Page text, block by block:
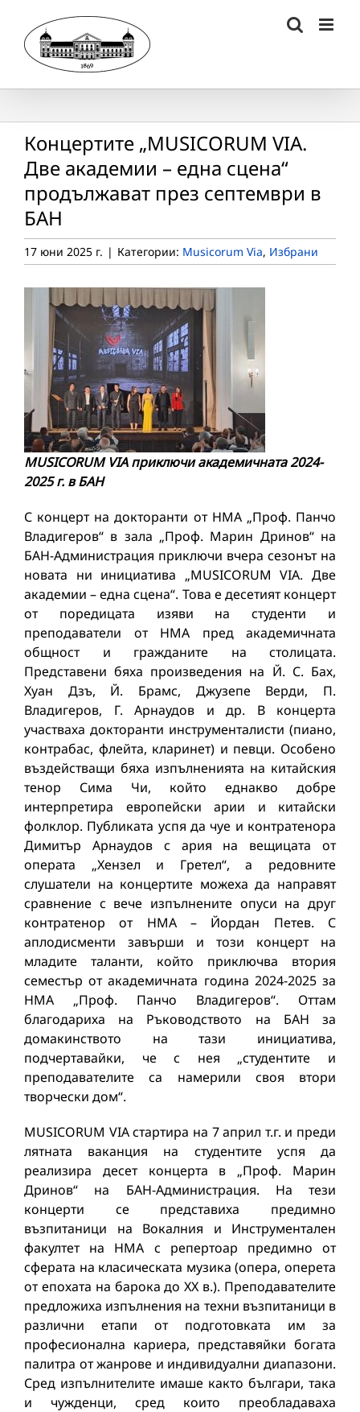
content
Концертите „MUSICORUM VIA.
Две академии – една сцена“
продължават през септември в
БАН
17 юни 2025 г. | Категории: Musicorum Via, Избрани
MUSICORUM VIAприключи академичната 2024-
2025 г. в БАН
С концерт на докторанти от НМА „Проф. Панчо
Владигеров“ в зала „Проф. Марин Дринов“ на
БАН-Администрация приключи вчера сезонът на
новата ни инициатива „MUSICORUM VIA. Две
академии – една сцена“. Това е десетият концерт
от поредицата изяви на студенти и
преподаватели от НМА пред академичната
общност и гражданите на столицата.
Представени бяха произведения на Й. С. Бах,
Хуан Дзъ, Й. Брамс, Джузепе Верди, П.
Владигеров, Г. Арнаудов и др. В концерта
участваха докторанти инструменталисти (пиано,
контрабас, флейта, кларинет) и певци. Особено
въздействащи бяха изпълненията на китайския
тенор Сима Чи, който еднакво добре
интерпретира европейски арии и китайски
фолклор. Публиката успя да чуе и контратенора
Димитър Арнаудов с ария на вещицата от
операта „Хензел и Гретел“, а редовните
слушатели на концертите можеха да направят
сравнение с вече изпълнените опуси на друг
контратенор от НМА – Йордан Петев. С
аплодисменти завърши и този концерт на
младите таланти, който приключва втория
семестър от академичната година 2024-2025 за
НМА „Проф. Панчо Владигеров“. Оттам
благодариха на Ръководството на БАН за
домакинството на тази инициатива,
подчертавайки, че с нея „студентите и
преподавателите са намерили своя втори
творчески дом“.
MUSICORUM VIA стартира на 7 април т.г. и преди
лятната ваканция на студентите успя да
реализира десет концерта в „Проф. Марин
Дринов“ на БАН-Администрация. На тези
концерти се представиха предимно
възпитаници на Вокалния и Инструментален
факултет на НМА с репертоар предимно от
сферата на класическата музика (опера, оперета
от епохата на барока до ХХ в.). Преподавателите
предложиха изпълнения на техни възпитаници в
различни етапи от подготовката им за
професионална кариера, представяйки богата
палитра от жанрове и индивидуални диапазони.
Сред изпълнителите имаше както българи, така
и чужденци, сред които преобладаваха